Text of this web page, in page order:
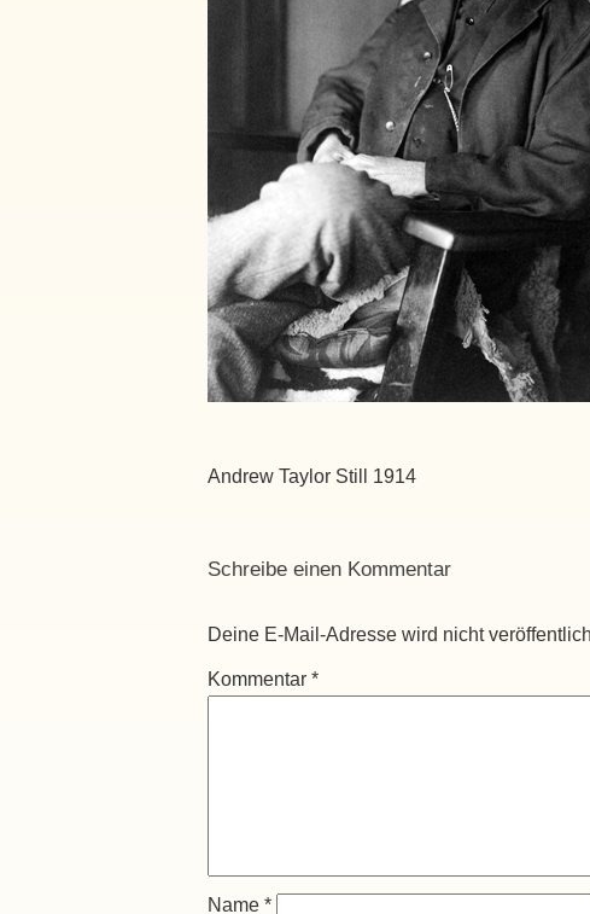
Andrew Taylor Still 1914
Schreibe einen Kommentar
Deine E-Mail-Adresse wird nicht
Kommentar *
Name *